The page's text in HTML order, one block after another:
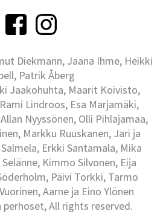
Diekmann, Jaana Ihme, Heikki
Patrik Åberg
Jaakohuhta, Maarit Koivisto,
Lindroos, Esa Marjamäki,
Nyyssönen, Olli Pihlajamaa,
Markku Ruuskanen, Jari ja
Erkki Santamala, Mika
Kimmo Silvonen, Eija
Päivi Torkki, Tarmo
Aarne ja Eino Ylönen
All rights reserved.